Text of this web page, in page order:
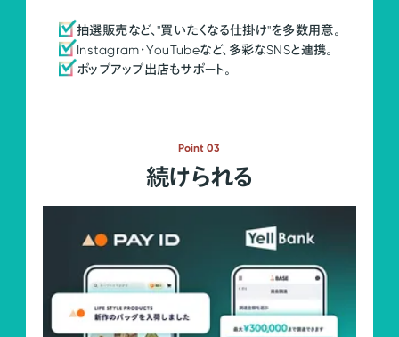
抽選販売など、"買いたくなる仕掛け"を多数用意。
Instagram・YouTubeなど、多彩なSNSと連携。
ポップアップ出店もサポート。
Point 03
続けられる